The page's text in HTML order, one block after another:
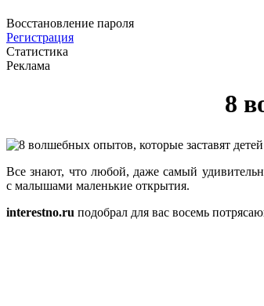
Восстановление пароля
Регистрация
Статистика
Реклама
8
Все знают, что любой, даже самый
с малышами маленькие открытия.
interestno.ru подобрал для вас восемь